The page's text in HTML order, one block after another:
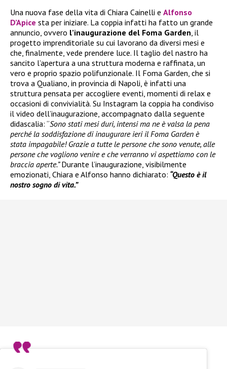
Una nuova fase della vita di Chiara Cainelli e Alfonso
D’Apice sta per iniziare. La coppia infatti ha fatto un grande
annuncio, ovvero l’inaugurazione del Foma Garden, il
progetto imprenditoriale su cui lavorano da diversi mesi e
che, finalmente, vede prendere luce. Il taglio del nastro ha
sancito l’apertura a una struttura moderna e raffinata, un
vero e proprio spazio polifunzionale. Il Foma Garden, che si
trova a Qualiano, in provincia di Napoli, è infatti una
struttura pensata per accogliere eventi, momenti di relax e
occasioni di convivialità. Su Instagram la coppia ha condiviso
il video dell’inaugurazione, accompagnato dalla seguente
didascalia: “Sono stati mesi duri, intensi ma ne è valsa la pena
perché la soddisfazione di inaugurare ieri il Foma Garden è
stata impagabile! Grazie a tutte le persone che sono venute, alle
persone che vogliono venire e che verranno vi aspettiamo con le
braccia aperte.”Durante l’inaugurazione, visibilmente
emozionati, Chiara e Alfonso hanno dichiarato: “Questo è il
nostro sogno di vita.”